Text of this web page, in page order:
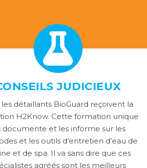
JUDICIEUX
les détaillants BioGuard reçoivent la
H2Know. Cette formation unique
documente et les informe sur les
et les outils d’entretien d’eau de
et de spa. Il va sans dire que ces
agréés sont les meilleurs